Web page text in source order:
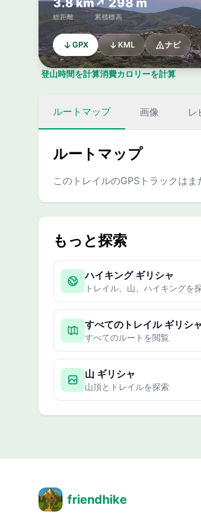
3.8 km
総距離
↗ 298 m
累積標高
GPX KML ナビ
登山時間を計算消費カロリーを計算
ルートマップ 画像 レ
ルートマップ
このトレイルのGPSトラックはま
もっと探索
ハイキング ギリシャ
トレイル、山、ハイキングを
すべてのトレイル ギリシャ
すべてのルートを閲覧
山 ギリシャ
山頂とトレイルを探索
friendhike